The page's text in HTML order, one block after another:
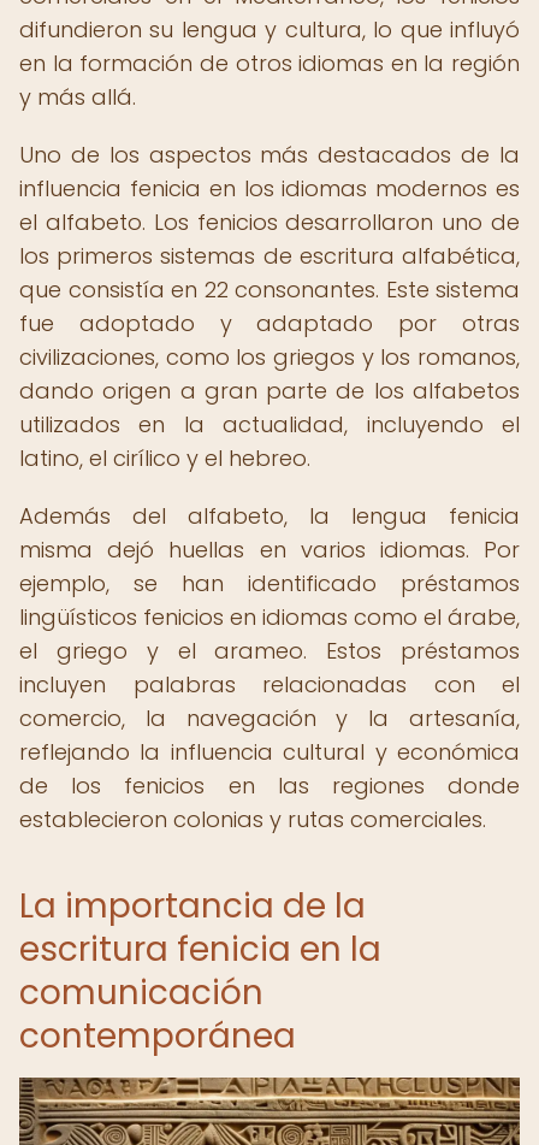
difundieron su lengua y cultura, lo que influyó
en la formación de otros idiomas en la región
y más allá.
Uno de los aspectos más destacados de la
influencia fenicia en los idiomas modernos es
el alfabeto. Los fenicios desarrollaron uno de
los primeros sistemas de escritura alfabética,
que consistía en 22 consonantes. Este sistema
fue adoptado y adaptado por otras
civilizaciones, como los griegos y los romanos,
dando origen a gran parte de los alfabetos
utilizados en la actualidad, incluyendo el
latino, el cirílico y el hebreo.
Además del alfabeto, la lengua fenicia
misma dejó huellas en varios idiomas. Por
ejemplo, se han identificado préstamos
lingüísticos fenicios en idiomas como el árabe,
el griego y el arameo. Estos préstamos
incluyen palabras relacionadas con el
comercio, la navegación y la artesanía,
reflejando la influencia cultural y económica
de los fenicios en las regiones donde
establecieron colonias y rutas comerciales.
La importancia de la
escritura fenicia en la
comunicación
contemporánea